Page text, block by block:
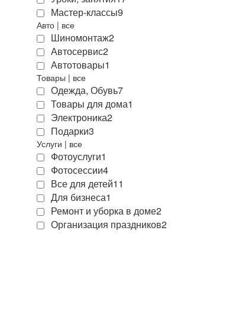
Мастер-классы9
Авто | все
Шиномонтаж2
Автосервис2
Автотовары1
Товары | все
Одежда, Обувь7
Товары для дома1
Электроника2
Подарки3
Услуги | все
Фотоуслуги1
Фотосессии4
Все для детей11
Для бизнеса1
Ремонт и уборка в доме2
Организация праздников2